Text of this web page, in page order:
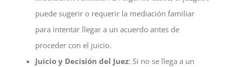
puede sugerir o requerir la mediación familiar
para intentar llegar a un acuerdo antes de
proceder con el juicio.
Juicio y Decisión del Juez: Si no se llega a un